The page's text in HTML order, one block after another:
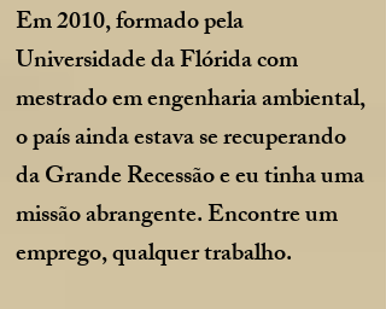
Em 2010, formado pela
Universidade da Flórida com
mestrado em engenharia ambiental,
o país ainda estava se recuperando
da Grande Recessão e eu tinha uma
missão abrangente. Encontre um
emprego, qualquer trabalho.